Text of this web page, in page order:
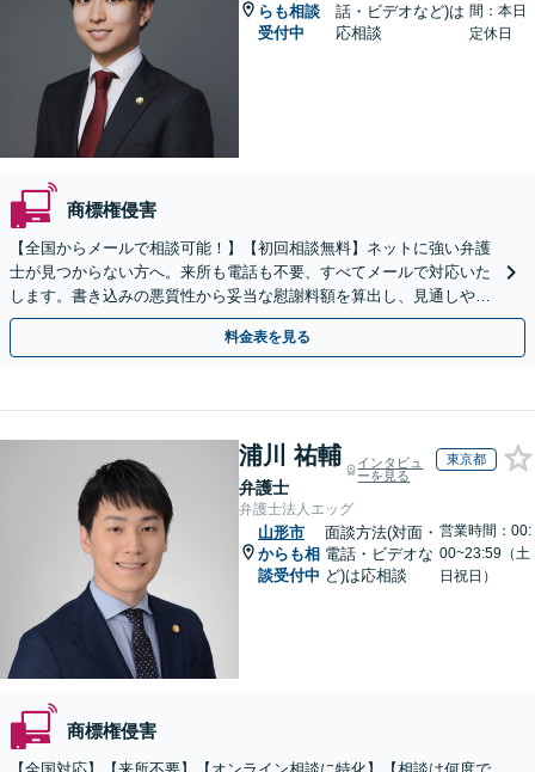
らも相談
受付中
話・ビデオなど)は
応相談
間：本日
定休日
商標権侵害
【全国からメールで相談可能！】【初回相談無料】ネットに強い弁護
士が見つからない方へ。来所も電話も不要、すべてメールで対応いた
します。書き込みの悪質性から妥当な慰謝料額を算出し、見通しや費
用面のリスクも包み隠さずお伝えしサポートします。
料金表を見る
浦川 祐輔
弁護士
インタビュ
ーを見る
東京都
弁護士法人エッグ
山形市
からも相
談受付中
面談方法(対面・
電話・ビデオな
ど)は応相談
営業時間：00:
00~23:59（土
日祝日）
商標権侵害